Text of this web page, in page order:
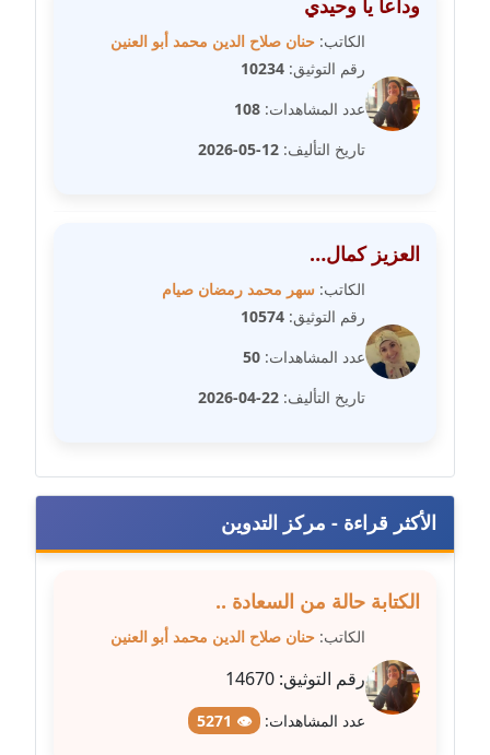
عاملة
مدونة شيماء مكى
مدونة صفا غنيم
عاملة
مدونة صفية الجيار
مدونة طارق المسيري
مدونة طلبة رضوان
متوفي
مدونة طه ابوزيد
مدونة طه عبد الوهاب
مدونة عاصم عرابي
وداعا يا وحيدي
الكاتب: حنان صلاح الدين محمد أبو العنين
رقم التوثيق: 10234
عدد المشاهدات: 108
تاريخ التأليف: 12-05-2026
العزيز كمال…
الكاتب: سهر محمد رمضان صيام
رقم التوثيق: 10574
عدد المشاهدات: 50
تاريخ التأليف: 22-04-2026
الأكثر قراءة - مركز التدوين
الكتابة حالة من السعادة ..
الكاتب: حنان صلاح الدين محمد أبو العنين
رقم التوثيق: 14670
عدد المشاهدات: 👁 5271